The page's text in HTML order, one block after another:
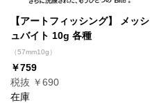
【アートフィッシング】 メッシ
ュバイト 10g 各種
（57mm10g）
￥759
税抜 ￥690
在庫